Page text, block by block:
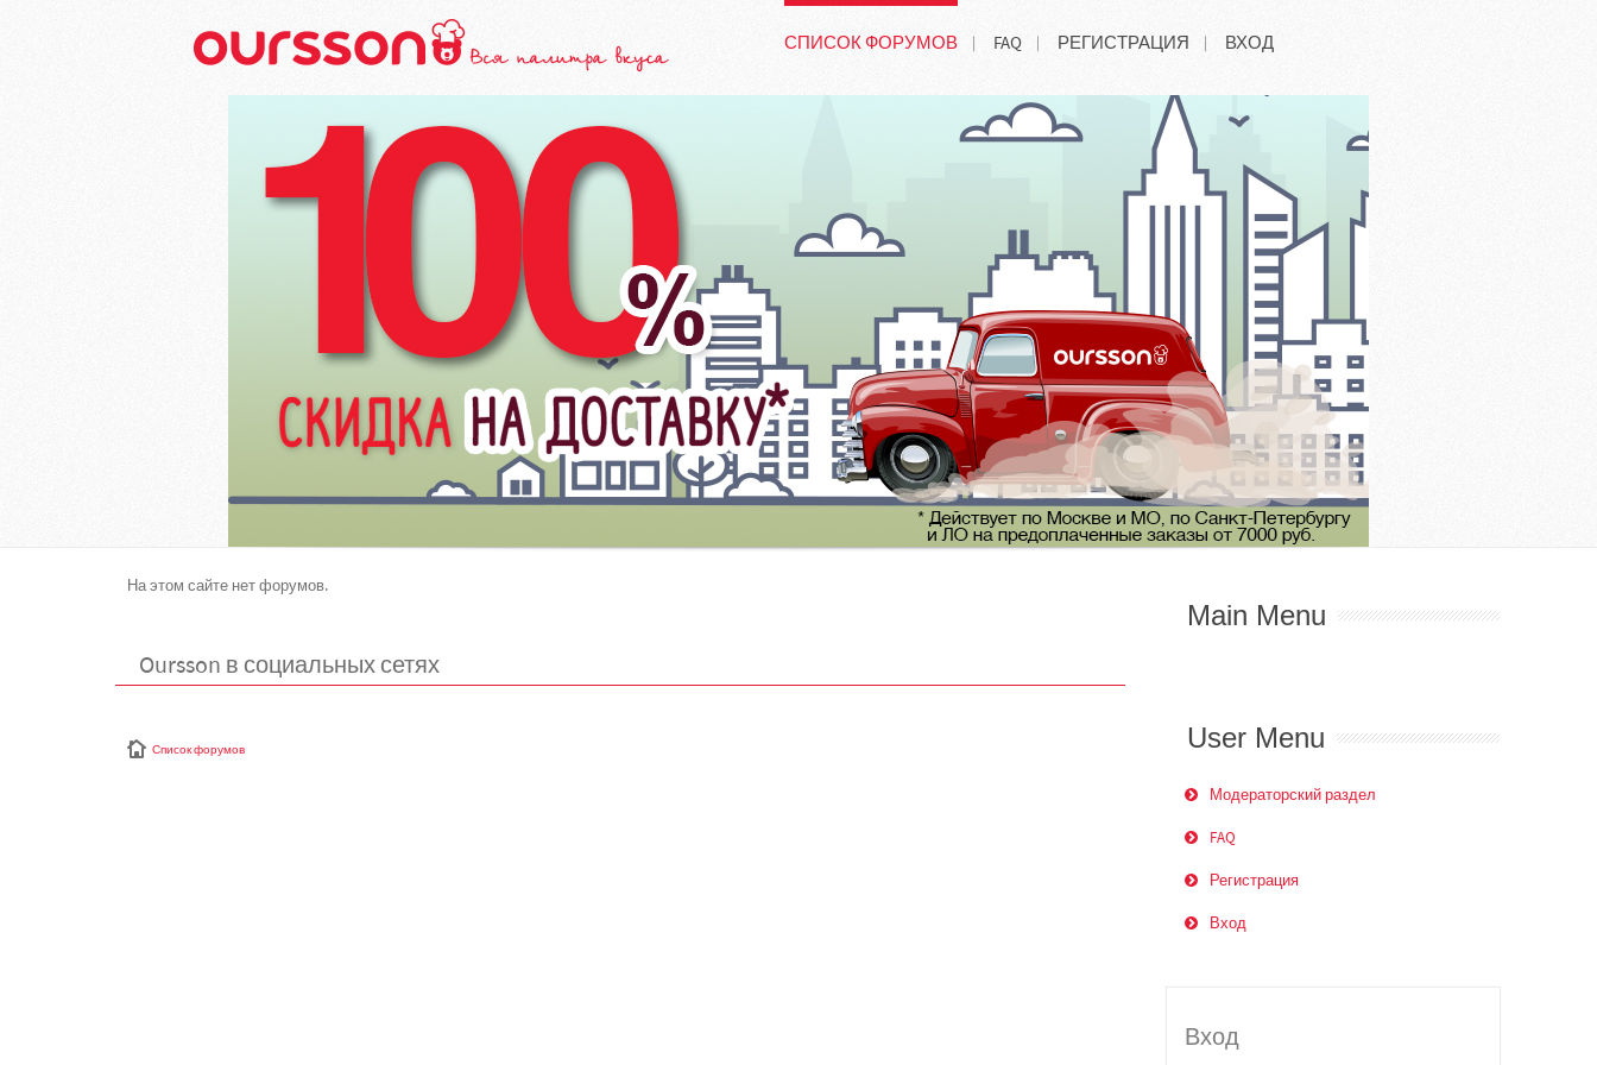
СПИСОК ФОРУМОВ FAQ РЕГИСТРАЦИЯ ВХОД
На этом сайте нет форумов.
Oursson в социальных сетях
Список форумов
Main Menu
User Menu
Модераторский раздел
FAQ
Регистрация
Вход
Вход